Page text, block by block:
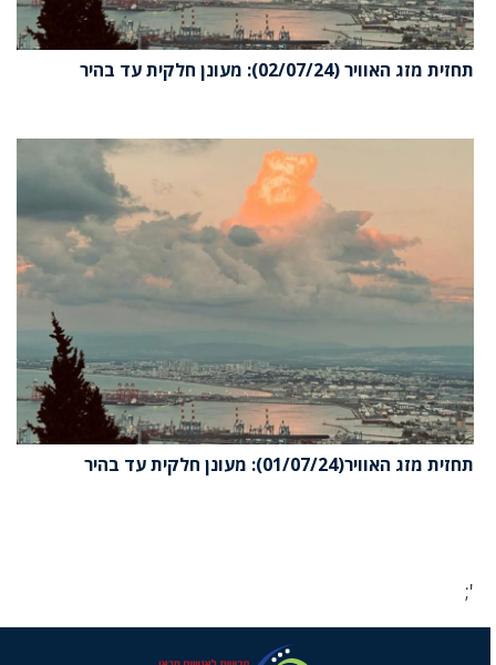
תחזית מזג האוויר (02/07/24): מעונן חלקית עד בהיר
תחזית מזג האוויר(01/07/24): מעונן חלקית עד בהיר
';